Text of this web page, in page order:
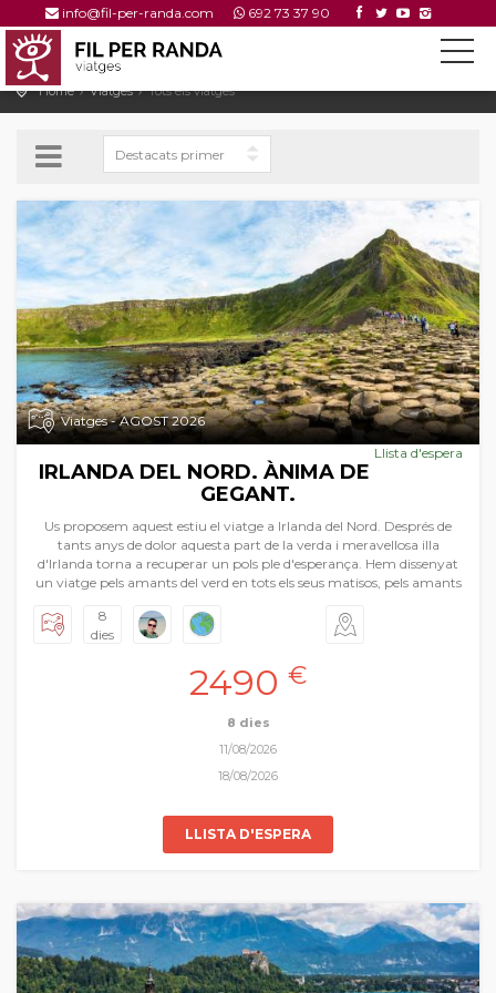
info@fil-per-randa.com 692 73 37 90
Home Viatges Tots els viatges
Viatges - AGOST 2026
Llista d'espera
IRLANDA DEL NORD. ÀNIMA DE
GEGANT.
Us proposem aquest estiu el viatge a Irlanda del Nord. Després de
tants anys de dolor aquesta part de la verda i meravellosa illa
d'Irlanda torna a recuperar un pols ple d'esperança. Hem dissenyat
un viatge pels amants del verd en tots els seus matisos, pels amants
penya-segats, de boscos de pel·lícula, o imatges d'una celebèrrima
sèrie. Un viatge que ens portarà a descobrir l'escena sempre nova de
cristianisme més intens i primitiu, de castells i llacs. No ens hem
oblidat dels pubs perduts en poblets costaners on les cerveses són les
reines indiscutibles mentre s'arregla el món. Tindrem també un tast
de records.
8
dies
2490 €
8 dies
11/08/2026
18/08/2026
LLISTA D'ESPERA